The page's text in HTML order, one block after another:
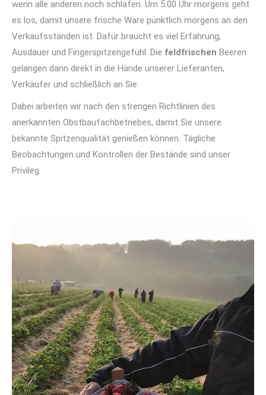
wenn alle anderen noch schlafen. Um 5.00 Uhr morgens geht
es los, damit unsere frische Ware pünktlich morgens an den
Verkaufsständen ist. Dafür braucht es viel Erfahrung,
Ausdauer und Fingerspitzengefühl. Die feldfrischen Beeren
gelangen dann direkt in die Hände unserer Lieferanten,
Verkäufer und schließlich an Sie.
Dabei arbeiten wir nach den strengen Richtlinien des
anerkannten Obstbaufachbetriebes, damit Sie unsere
bekannte Spitzenqualität genießen können. Tägliche
Beobachtungen und Kontrollen der Bestände sind unser
Privileg.